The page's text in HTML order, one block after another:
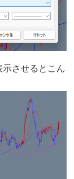
させるとこん